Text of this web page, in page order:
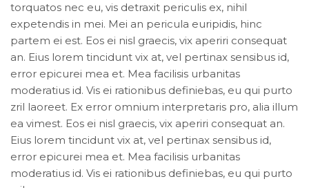
torquatos nec eu, vis detraxit periculis ex, nihil
expetendis in mei. Mei an pericula euripidis, hinc
partem ei est. Eos ei nisl graecis, vix aperiri consequat
an. Eius lorem tincidunt vix at, vel pertinax sensibus id,
error epicurei mea et. Mea facilisis urbanitas
moderatius id. Vis ei rationibus definiebas, eu qui purto
zril laoreet. Ex error omnium interpretaris pro, alia illum
ea vimest. Eos ei nisl graecis, vix aperiri consequat an.
Eius lorem tincidunt vix at, vel pertinax sensibus id,
error epicurei mea et. Mea facilisis urbanitas
moderatius id. Vis ei rationibus definiebas, eu qui purto